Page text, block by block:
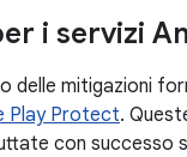
i servizi
delle mitigazioni
Play Protect.
con successo